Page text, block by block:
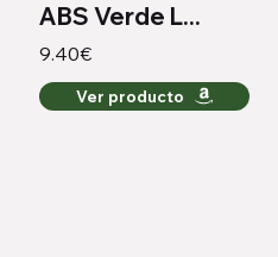
ABS Verde L...
9.40€
Ver producto